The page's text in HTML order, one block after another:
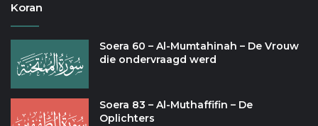
Koran
Soera 60 – Al-Mumtahinah – De Vrouw
die ondervraagd werd
Soera 83 – Al-Muthaffifin – De
Oplichters